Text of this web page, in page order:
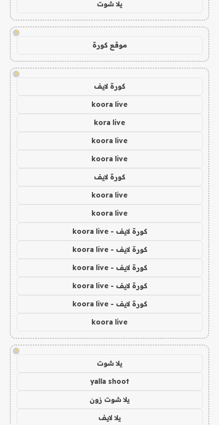
يلا شوت
!
موقع كورة
!
كورة لايف
koora live
kora live
koora live
koora live
كورة لايف
koora live
koora live
كورة لايف - koora live
كورة لايف - koora live
كورة لايف - koora live
كورة لايف - koora live
كورة لايف - koora live
koora live
!
يلا شوت
yalla shoot
يلا شوت زون
يلا لايف